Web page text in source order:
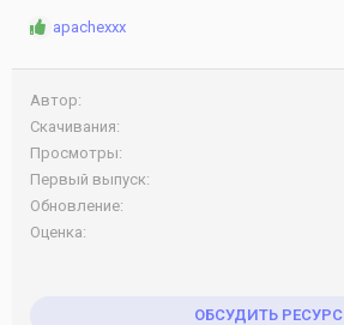
Р
а
и
и
:
apachexxx
Автор
Скачивания
Просмотры
Первый выпуск
Обновление
Оценка
ОБСУДИТЬ РЕСУРС